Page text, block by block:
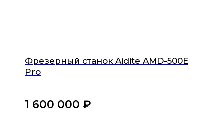
Фрезерный станок Aidite AMD-500E
Pro
1 600 000 ₽‎
ИНН 4705106620